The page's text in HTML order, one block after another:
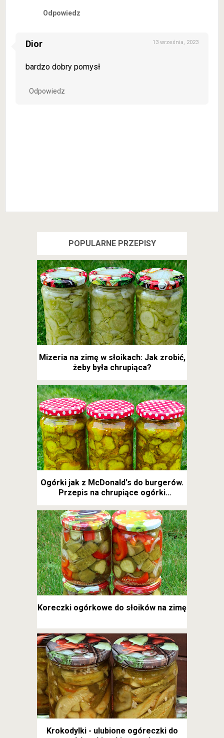
Odpowiedz
Dior 13 września, 2023
bardzo dobry pomysł
Odpowiedz
POPULARNE PRZEPISY
Mizeria na zimę w słoikach: Jak zrobić,
żeby była chrupiąca?
Ogórki jak z McDonald's do burgerów.
Przepis na chrupiące ogórki
Koreczki ogórkowe do słoików na zimę
Krokodylki - ulubione ogóreczki do